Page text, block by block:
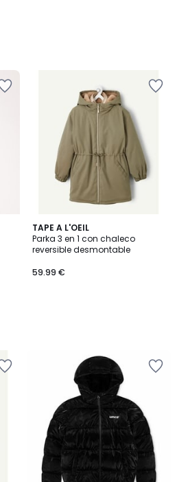
TAPE A L'OEIL
Parka 3 en 1 con chaleco
reversible desmontable
59.99 €